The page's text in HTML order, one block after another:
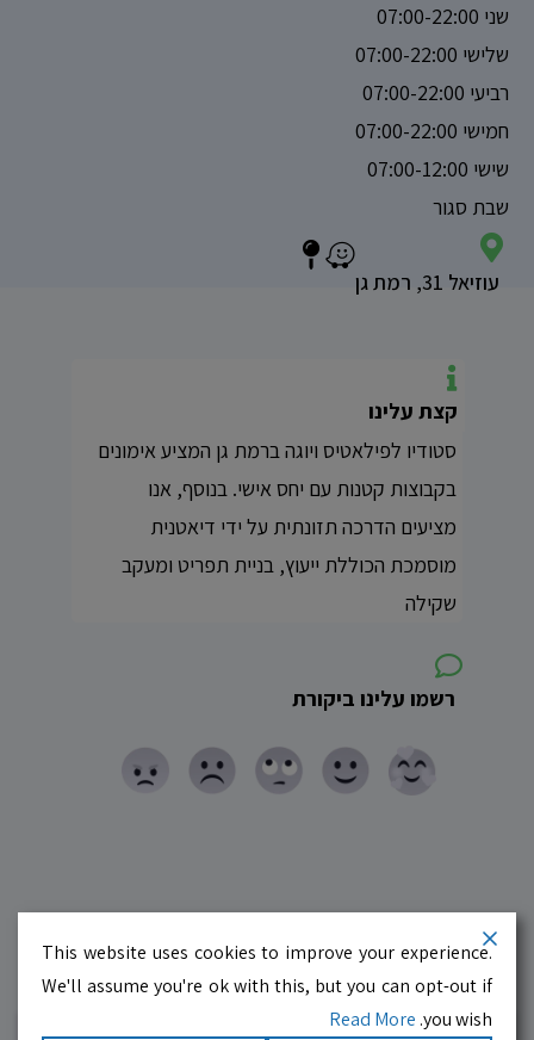
שני 07:00-22:00
שלישי 07:00-22:00
רביעי 07:00-22:00
חמישי 07:00-22:00
שישי 07:00-12:00
שבת סגור
עוזיאל 31, רמת גן
קצת עלינו
סטודיו לפילאטיס ויוגה ברמת גן המציע אימונים
בקבוצות קטנות עם יחס אישי. בנוסף, אנו
מציעים הדרכה תזונתית על ידי דיאטנית
מוסמכת הכוללת ייעוץ, בניית תפריט ומעקב
שקילה
רשמו עלינו ביקורת
עסקים מומלצים!רוצים גם? לחצו כאן
This website uses cookies to improve your experience.
We'll assume you're ok with this, but you can opt-out if
you wish.
Read More